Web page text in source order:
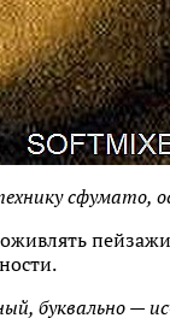
сфумато,
буквально —